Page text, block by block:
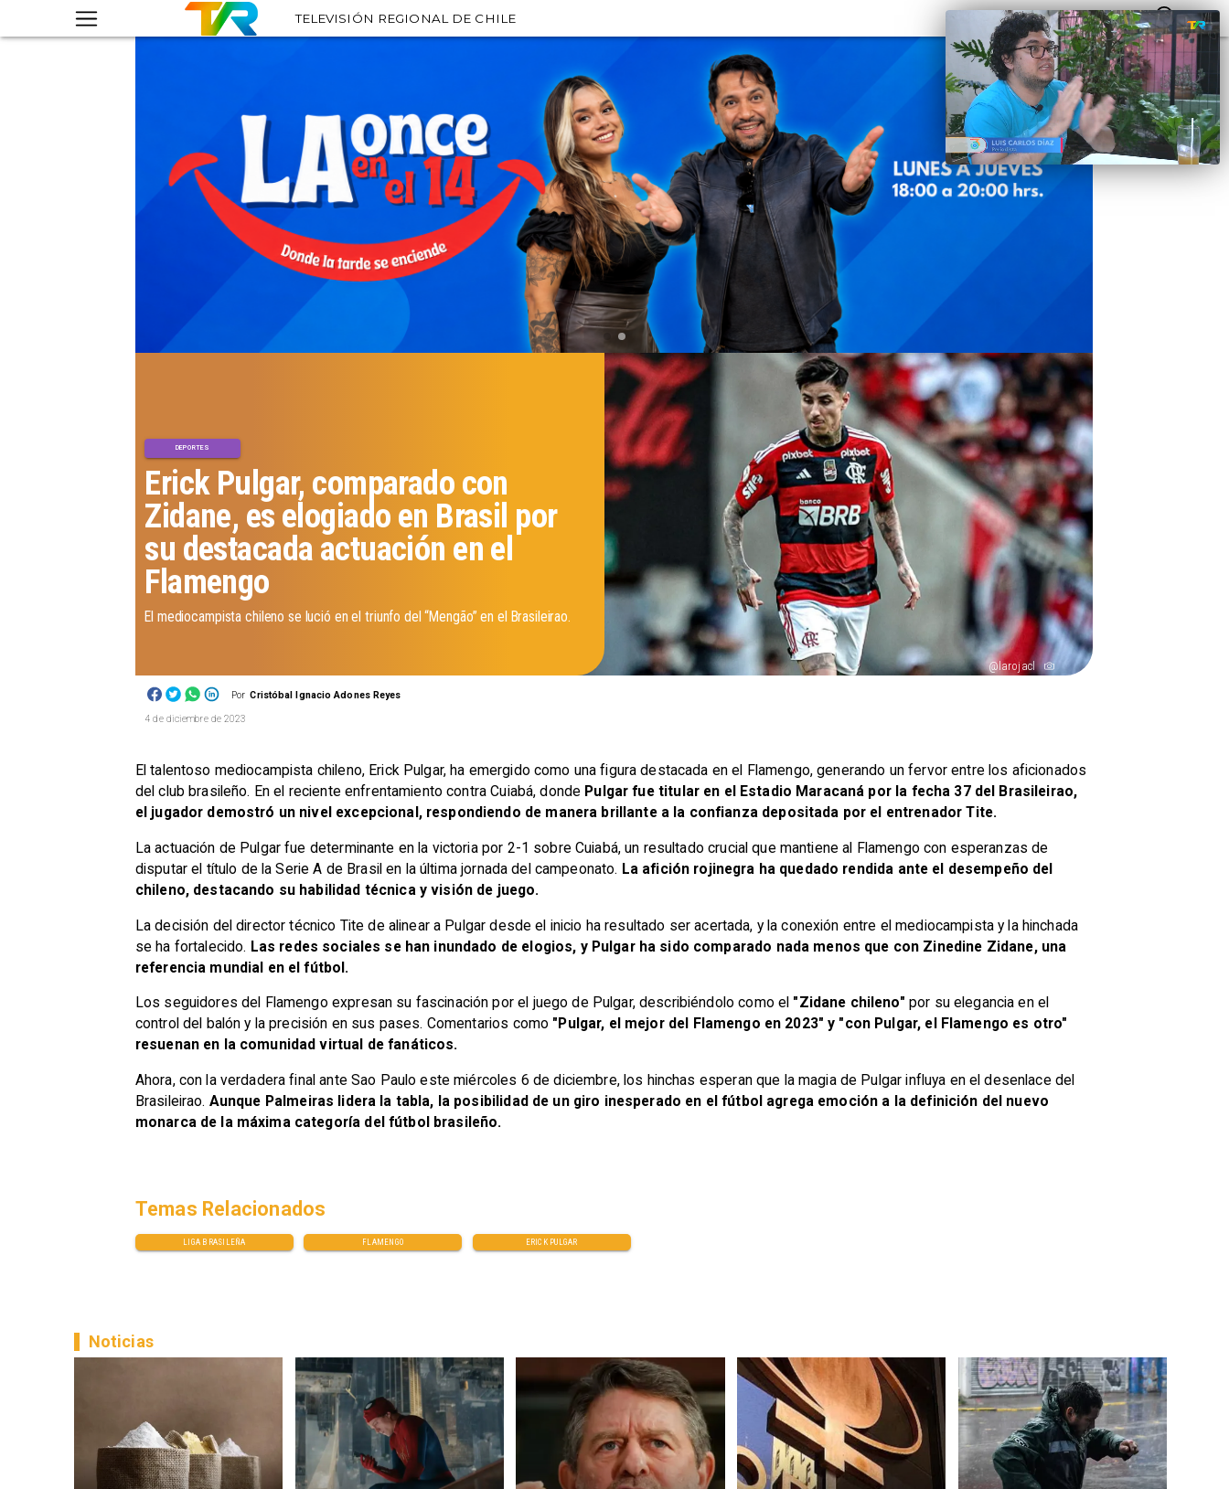
TELEVISIÓN REGIONAL DE CHILE
@larojacl
Por Cristóbal Ignacio Adones Reyes
Erick Pulgar, comparado con
Zidane, es elogiado en Brasil por
su destacada actuación en el
Flamengo
DEPORTES
El mediocampista chileno se lució en el triunfo del “Mengão” en el Brasileirao.
4 de diciembre de 2023
El talentoso mediocampista chileno, Erick Pulgar, ha emergido como una figura destacada en el Flamengo, generando un fervor entre los aficionados
del club brasileño. En el reciente enfrentamiento contra Cuiabá, donde Pulgar fue titular en el Estadio Maracaná por la fecha 37 del Brasileirao,
el jugador demostró un nivel excepcional, respondiendo de manera brillante a la confianza depositada por el entrenador Tite.
La actuación de Pulgar fue determinante en la victoria por 2-1 sobre Cuiabá, un resultado crucial que mantiene al Flamengo con esperanzas de
disputar el título de la Serie A de Brasil en la última jornada del campeonato. La afición rojinegra ha quedado rendida ante el desempeño del
chileno, destacando su habilidad técnica y visión de juego.
La decisión del director técnico Tite de alinear a Pulgar desde el inicio ha resultado ser acertada, y la conexión entre el mediocampista y la hinchada
se ha fortalecido. Las redes sociales se han inundado de elogios, y Pulgar ha sido comparado nada menos que con Zinedine Zidane, una
referencia mundial en el fútbol.
Los seguidores del Flamengo expresan su fascinación por el juego de Pulgar, describiéndolo como el "Zidane chileno" por su elegancia en el
control del balón y la precisión en sus pases. Comentarios como "Pulgar, el mejor del Flamengo en 2023" y "con Pulgar, el Flamengo es otro"
resuenan en la comunidad virtual de fanáticos.
Ahora, con la verdadera final ante Sao Paulo este miércoles 6 de diciembre, los hinchas esperan que la magia de Pulgar influya en el desenlace del
Brasileirao. Aunque Palmeiras lidera la tabla, la posibilidad de un giro inesperado en el fútbol agrega emoción a la definición del nuevo
monarca de la máxima categoría del fútbol brasileño.
LIGA BRASILEÑA FLAMENGO ERICK PULGAR
Temas Relacionados
Noticias